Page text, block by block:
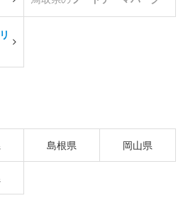
島根県 岡山県